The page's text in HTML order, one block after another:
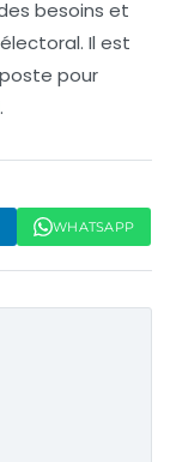
besoins et
Il est
pour
WHATSAPP